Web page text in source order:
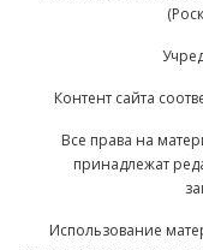
Контент сайта
Все права на
принадлежат
Использование